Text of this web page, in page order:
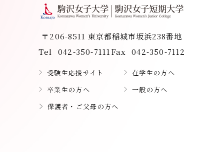
〒206-8511 東京都稲城市坂浜238番地
Tel
042-350-7111 Fax 042-350-7112
受験生応援サイト
在学生の方へ
卒業生の方へ
一般の方へ
保護者・ご父母の方へ